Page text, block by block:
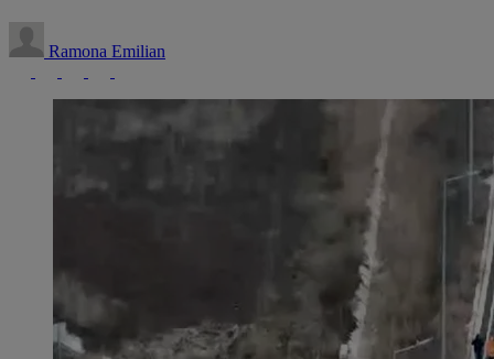
Ramona Emilian